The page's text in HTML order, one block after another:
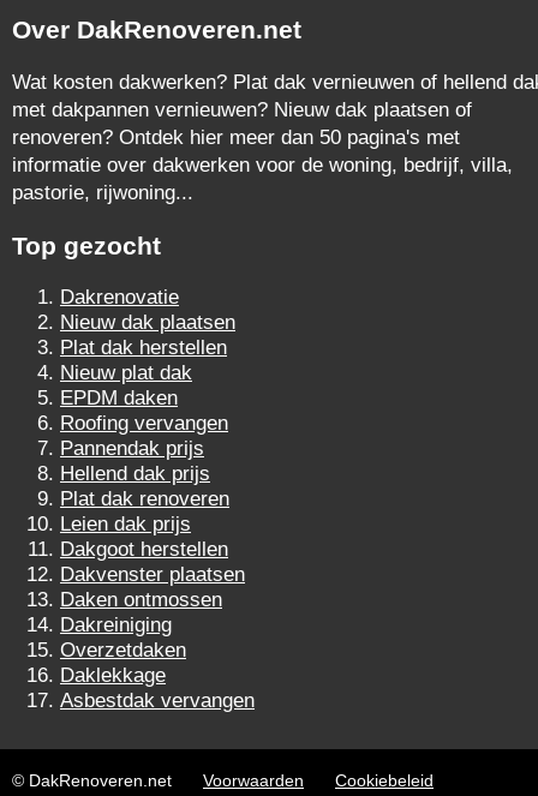
Over DakRenoveren.net
Wat kosten dakwerken? Plat dak vernieuwen of hellend
met dakpannen vernieuwen? Nieuw dak plaatsen of
renoveren? Ontdek hier meer dan 50 pagina's met
informatie over dakwerken voor de woning, bedrijf, villa,
pastorie, rijwoning...
Top gezocht
Dakrenovatie
Nieuw dak plaatsen
Plat dak herstellen
Nieuw plat dak
EPDM daken
Roofing vervangen
Pannendak prijs
Hellend dak prijs
Plat dak renoveren
Leien dak prijs
Dakgoot herstellen
Dakvenster plaatsen
Daken ontmossen
Dakreiniging
Overzetdaken
Daklekkage
Asbestdak vervangen
© DakRenoveren.net Voorwaarden
Cookiebeleid